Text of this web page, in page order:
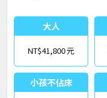
大人
NT$41,800
小孩不佔床